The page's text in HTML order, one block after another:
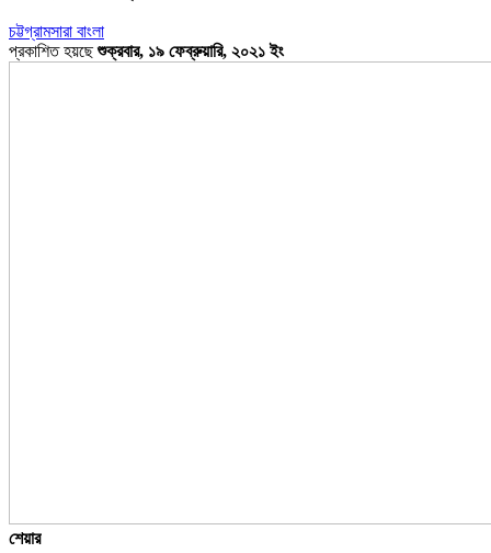
চট্টগ্রামসারা বাংলা
প্রকাশিত হয়ছেশুক্রবার, ১৯ ফেব্রুয়ারি, ২০২১ ইং
শেয়ার